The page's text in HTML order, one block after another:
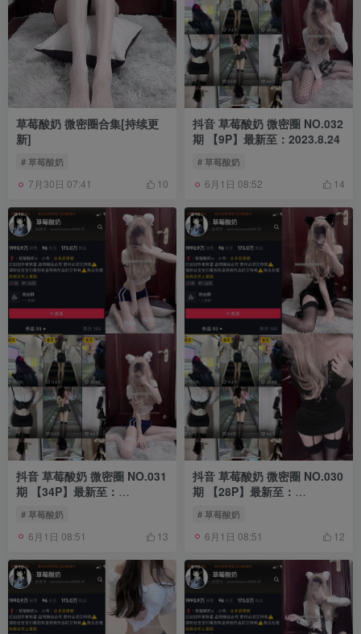
草莓酸奶 微密圈合集[持续更
新]
# 草莓酸奶
7月30日 07:41 10
抖音 草莓酸奶 微密圈 NO.032
期 【9P】最新至：2023.8.24
# 草莓酸奶
6月1日 08:52 14
抖音 草莓酸奶 微密圈 NO.031
期 【34P】最新至：
# 草莓酸奶
6月1日 08:51 13
抖音 草莓酸奶 微密圈 NO.030
期 【28P】最新至：
# 草莓酸奶
6月1日 08:51 12